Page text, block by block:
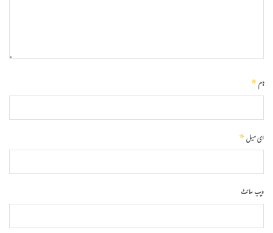
نام*
ای میل*
ویب‌ سائٹ